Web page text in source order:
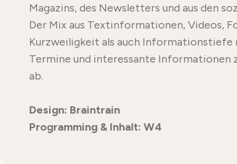
Magazins, des Newsletters und aus den
Der Mix aus Textinformationen, Videos,
Kurzweiligkeit als auch Informationstiefe
Termine und interessante
ab.
Design: Braintrain
Programming & Inhalt: W4